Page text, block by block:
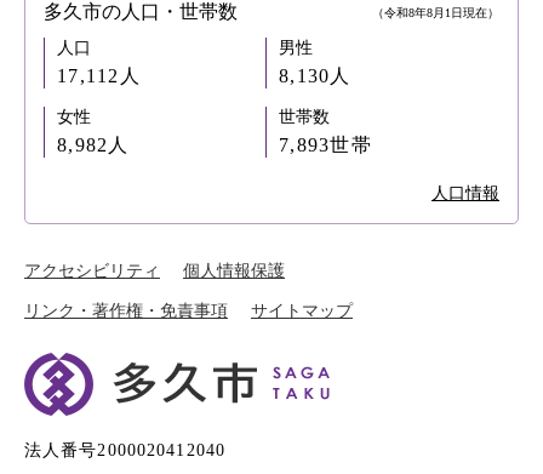
多久市の人口・世帯数 （令和8年8月1日現在）
人口
17,112人
男性
8,130人
女性
8,982人
世帯数
7,893世帯
人口情報
アクセシビリティ 個人情報保護
リンク・著作権・免責事項 サイトマップ
法人番号2000020412040